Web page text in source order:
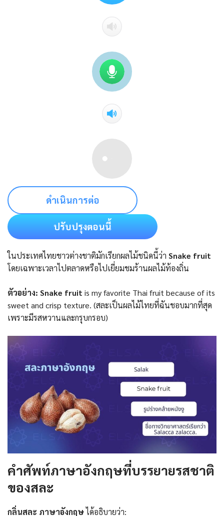
ดำเนินการต่อ
ปรับปรุงตอนนี้
ในประเทศไทยชาวต่างชาติมักเรียกผลไม้ชนิดนี้ว่า Snake fruit
โดยเฉพาะเวลาไปตลาดหรือไปเยี่ยมชมร้านผลไม้ท้องถิ่น
ตัวอย่าง: Snake fruit is my favorite Thai fruit because of its
sweet and crisp texture. (สละเป็นผลไม้ไทยที่ฉันชอบมากที่สุด
เพราะมีรสหวานและกรุบกรอบ)
คำศัพท์ภาษาอังกฤษที่บรรยายรสชาติ
ของสละ
กลิ่นสละ ภาษาอังกฤษได้อธิบายว่า: